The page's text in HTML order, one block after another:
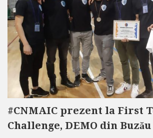
#CNMAIC prezent la First
Challenge, DEMO din Buzău